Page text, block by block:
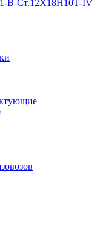
1-B-Ст.12Х18Н10Т-IV